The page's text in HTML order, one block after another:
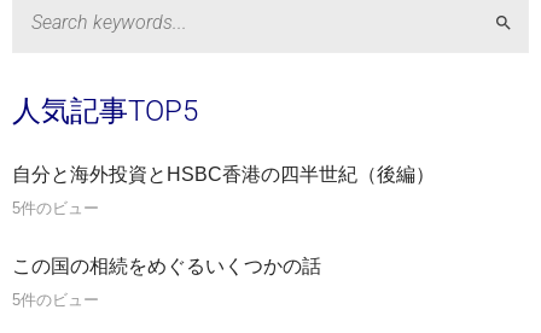
人気記事TOP5
自分と海外投資とHSBC香港の四半世紀（後編）
5件のビュー
この国の相続をめぐるいくつかの話
5件のビュー